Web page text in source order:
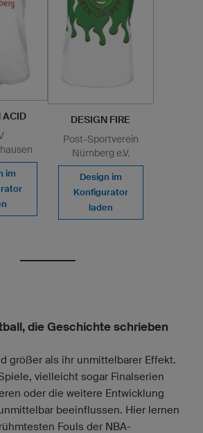
ACID
im
DESIGN FIRE
Post-Sportverein
Nürnberg e.V.
Design im
Konfigurator
laden
die Geschichte schrieben
größer als ihr unmittelbarer Effekt.
vielleicht sogar Finalserien
oder die weitere Entwicklung
beeinflussen. Hier lernen
Fouls der NBA-